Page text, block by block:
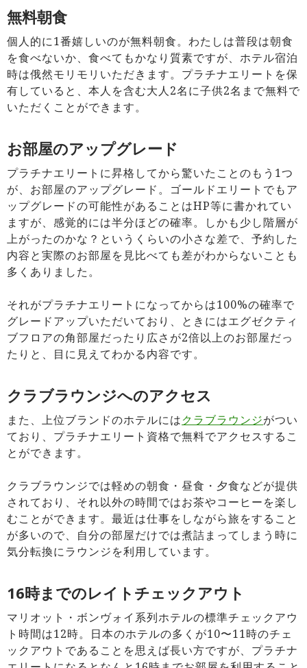
無料朝食
個人的に1番嬉しいのが無料朝食。わたしは普段は朝食
を食べないか、食べてもかなり質素ですが、ホテル宿泊
時は俄然モリモリいただきます。プラチナエリートを保
有していると、本人を含む大人2名に子供2名まで無料で
いただくことができます。
お部屋のアップグレード
プラチナエリートに昇格してから驚いたことのもう1つ
が、お部屋のアップグレード。ゴールドエリートでもア
ップグレードの可能性があることはHP等に書かれてい
ますが、感覚的には半分ほどの確率。しかも少し階層が
上がったのかな？というくらいの小さな差で、予約した
内容と実際のお部屋を見比べても差がわからないことも
多くありました。
それがプラチナエリートになってからは100%の確率で
グレードアップいただいており、ときにはエグゼクティ
ブフロアの角部屋だったり広さが2倍以上のお部屋だっ
たりと、目に見えてわかる内容です。
クラブラウンジへのアクセス
また、上位ブランドのホテルにはクラブラウンジがつい
ており、プラチナエリート資格で無料でアクセスするこ
とができます。
クラブラウンジでは軽めの朝食・昼食・夕食などが提供
されており、それ以外の時間ではお茶やコーヒーを楽し
むことができます。最近は仕事をしながら旅をすること
が多いので、自分の部屋だけでは煮詰まってしまう時に
気分転換にラウンジを利用しています。
16時までのレイトチェックアウト
マリオット・ボンヴォイ系列ホテルの標準チェックアウ
ト時間は12時。日本のホテルの多くが10〜11時のチェ
ックアウトであることを思えば長い方ですが、プラチナ